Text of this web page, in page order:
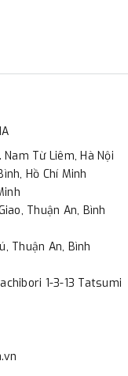
Nam Từ Liêm, Hà Nội
Hồ Chí Minh
Thuận An, Bình
Thuận An, Bình
1-3-13 Tatsumi